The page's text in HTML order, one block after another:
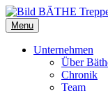
Menu
Unternehmen
Über
Chronik
Team